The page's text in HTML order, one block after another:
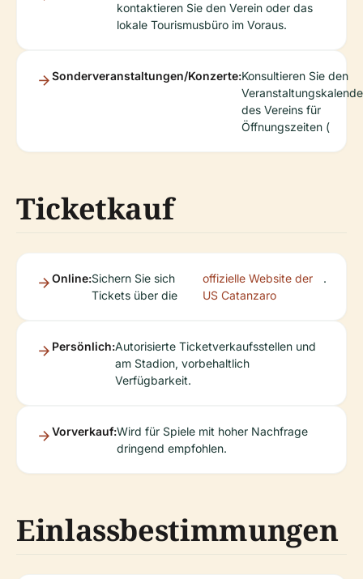
kontaktieren Sie den Verein oder das
lokale Tourismusbüro im Voraus.
Sonderveranstaltungen/Konzerte:Konsultieren Sie den
des Vereins für
Öffnungszeiten (
Ticketkauf
Online:Sichern Sie sich
Tickets über die
offizielle Website der
US Catanzaro
.
Persönlich:Autorisierte Ticketverkaufsstellen und
am Stadion, vorbehaltlich
Verfügbarkeit.
Vorverkauf:Wird für Spiele mit hoher Nachfrage
dringend empfohlen.
Einlassbestimmungen